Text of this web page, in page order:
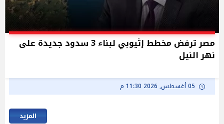
مصر ترفض مخطط إثيوبي لبناء 3 سدود جديدة على
نهر النيل
05 أغسطس, 2026 11:30 م
المزيد